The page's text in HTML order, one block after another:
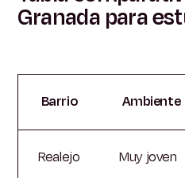
Granada para
Barrio Ambiente
Realejo Muy joven